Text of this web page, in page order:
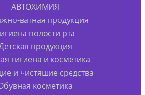
АВТОХИМИЯ
ватная продукция
полости рта
продукция
гигиена и косметика
и чистящие средства
косметика